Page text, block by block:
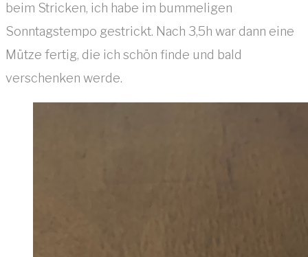
beim Stricken, ich habe im bummeligen
Sonntagstempo gestrickt. Nach 3,5h war dann eine
Mütze fertig, die ich schön finde und bald
verschenken werde.